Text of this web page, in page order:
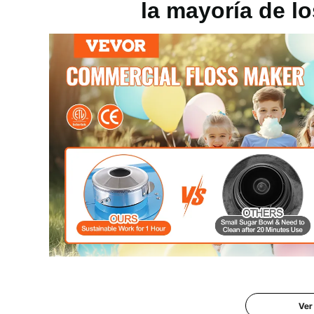
Capacidad del recipiente para dulces 3,5 onzas ±5
Rango de temperatura 244,9 x
Material del recipiente para dulces acero
la mayoría de
que produce aproximadamente 6 algodones de
puede funcionar de forma continua durante una
Ver